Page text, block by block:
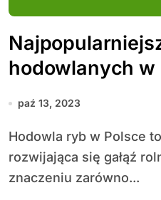
hodowlanych w
paź 13, 2023
Hodowla ryb w Polsce to dynamicznie
rozwijająca się gałąź
znaczeniu zarówno...